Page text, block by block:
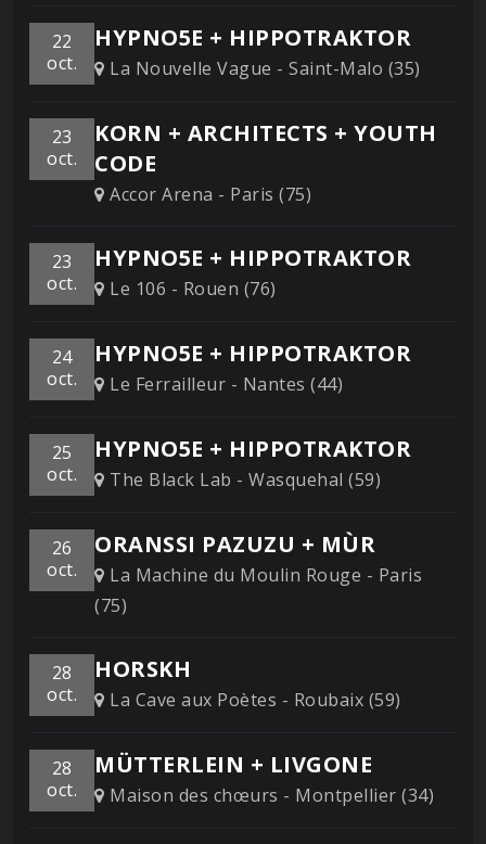
22
oct.
HYPNO5E + HIPPOTRAKTOR
La Nouvelle Vague - Saint-Malo (35)
23
oct.
KORN + ARCHITECTS + YOUTH
CODE
Accor Arena - Paris (75)
23
oct.
HYPNO5E + HIPPOTRAKTOR
Le 106 - Rouen (76)
24
oct.
HYPNO5E + HIPPOTRAKTOR
Le Ferrailleur - Nantes (44)
25
oct.
HYPNO5E + HIPPOTRAKTOR
The Black Lab - Wasquehal (59)
26
oct.
ORANSSI PAZUZU + MÙR
La Machine du Moulin Rouge - Paris
(75)
28
oct.
HORSKH
La Cave aux Poètes - Roubaix (59)
28
oct.
MÜTTERLEIN + LIVGONE
Maison des chœurs - Montpellier (34)